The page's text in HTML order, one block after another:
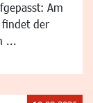
Am
findet der
...